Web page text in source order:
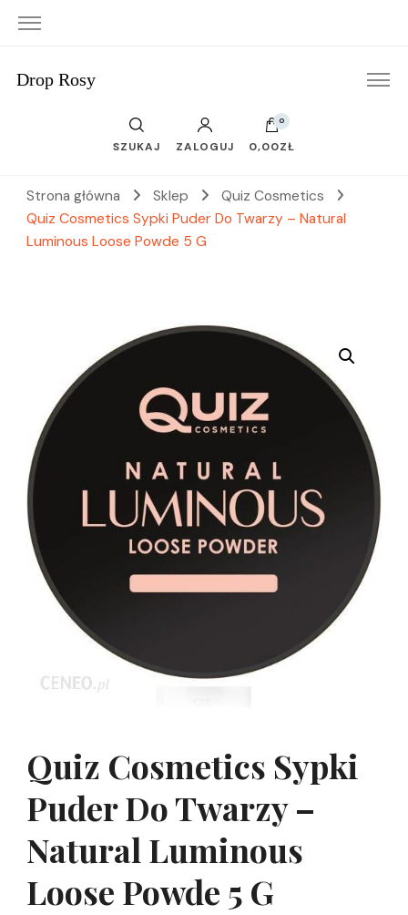
Drop Rosy
SZUKAJ ZALOGUJ
0
0,00ZŁ
Strona główna Sklep
Quiz Cosmetics
Quiz Cosmetics Sypki Puder Do Twarzy – Natural
Luminous Loose Powde 5 G
Quiz Cosmetics Sypki
Puder Do Twarzy –
Natural Luminous
Loose Powde 5 G